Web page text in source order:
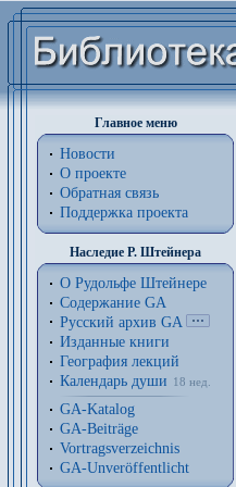
Главное меню
Новости
О проекте
Обратная связь
Поддержка проекта
Наследие Р. Штейнера
О Рудольфе Штейнере
Содержание GA
Русский архив GA
Изданные книги
География лекций
Календарь души
18 нед.
GA-Katalog
GA-Beiträge
Vortragsverzeichnis
GA-Unveröffentlicht